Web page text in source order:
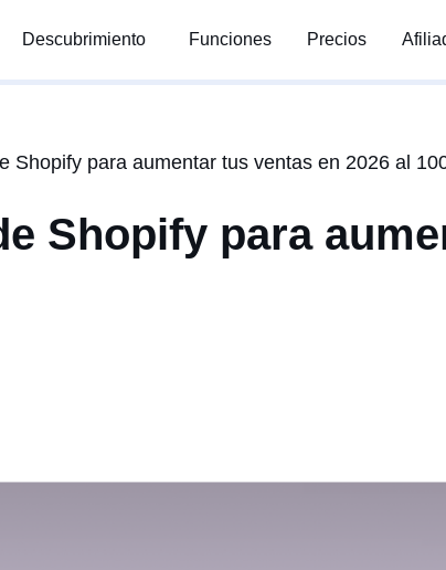
Descubrimiento Funciones Precios
Shopify para aumentar tus ventas en 2026 al
Shopify para